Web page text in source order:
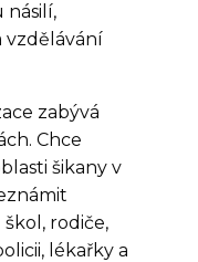
násilí,
vzdělávání
zabývá
Chce
šikany v
rodiče,
lékařky a